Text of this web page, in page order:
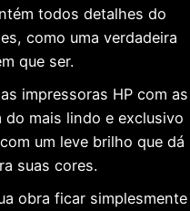
todos detalhes do
como uma verdadeira
que ser.
impressoras HP com as
do mais lindo e exclusivo
um leve brilho que dá
suas cores.
obra ficar simplesmente